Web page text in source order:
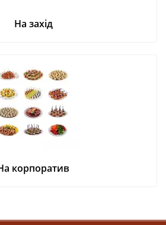
На захід
корпоратив